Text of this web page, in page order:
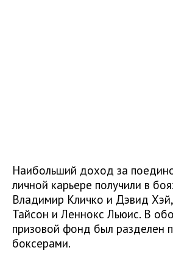
Наибольший доход за
личной карьере получили в
Владимир Кличко и Дэвид
Тайсон и Леннокс Льюис. В
призовой фонд был разделен
боксерами.